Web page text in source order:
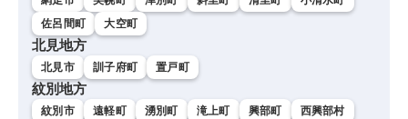
佐呂間町
大空町
北見地方
北見市 訓子府町 置戸町
紋別地方
紋別市 遠軽町 湧別町 滝上町 興部町
西興部村